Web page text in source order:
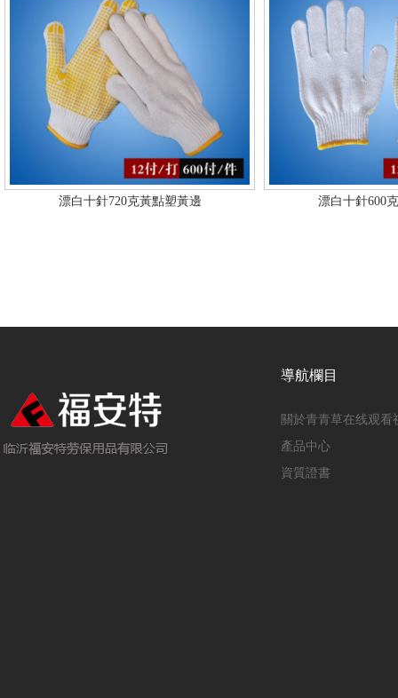
漂白十針720克黃點塑黃邊 漂白十針600
導航欄目
關於青青草在线观看
產品中心
資質證書